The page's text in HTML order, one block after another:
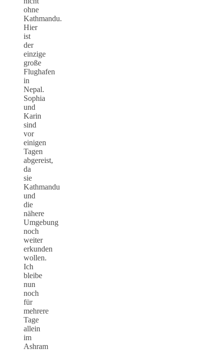
ohne
Kathmandu.
Hier
ist
der
einzige
große
Flughafen
in
Nepal.
Sophia
und
Karin
sind
vor
einigen
Tagen
abgereist,
da
sie
Kathmandu
und
die
nähere
Umgebung
noch
weiter
erkunden
wollen.
Ich
bleibe
nun
noch
für
mehrere
Tage
allein
im
Ashram